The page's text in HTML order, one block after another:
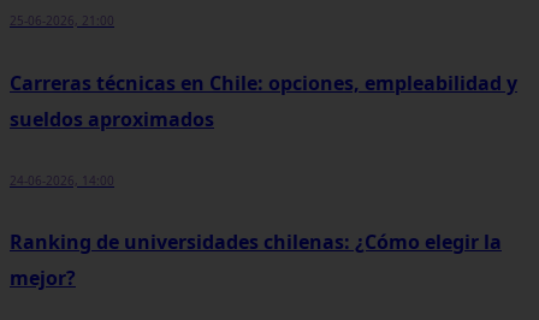
25-06-2026, 21:00
Carreras técnicas en Chile: opciones, empleabilidad y
sueldos aproximados
24-06-2026, 14:00
Ranking de universidades chilenas: ¿Cómo elegir la
mejor?